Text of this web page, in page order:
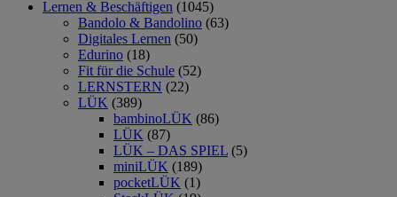
Lernen & Beschäftigen (1045)
Bandolo & Bandolino (63)
Digitales Lernen (50)
Edurino (18)
Fit für die Schule (52)
LERNSTERN (22)
LÜK (389)
bambinoLÜK (86)
LÜK (87)
LÜK – DAS SPIEL (5)
miniLÜK (189)
pocketLÜK (1)